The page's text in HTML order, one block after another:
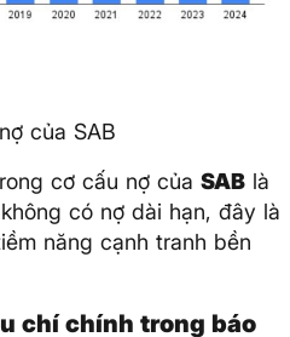
của SAB
cơ cấu nợ của SAB là
có nợ dài hạn, đây là
năng cạnh tranh bền
chí chính trong báo